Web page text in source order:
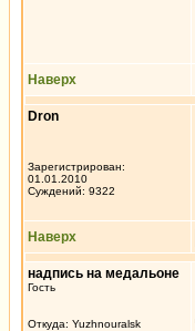
Наверх
Dron
Зарегистрирован:
01.01.2010
Суждений: 9322
Наверх
надпись на медальоне
Гость
Откуда: Yuzhnouralsk